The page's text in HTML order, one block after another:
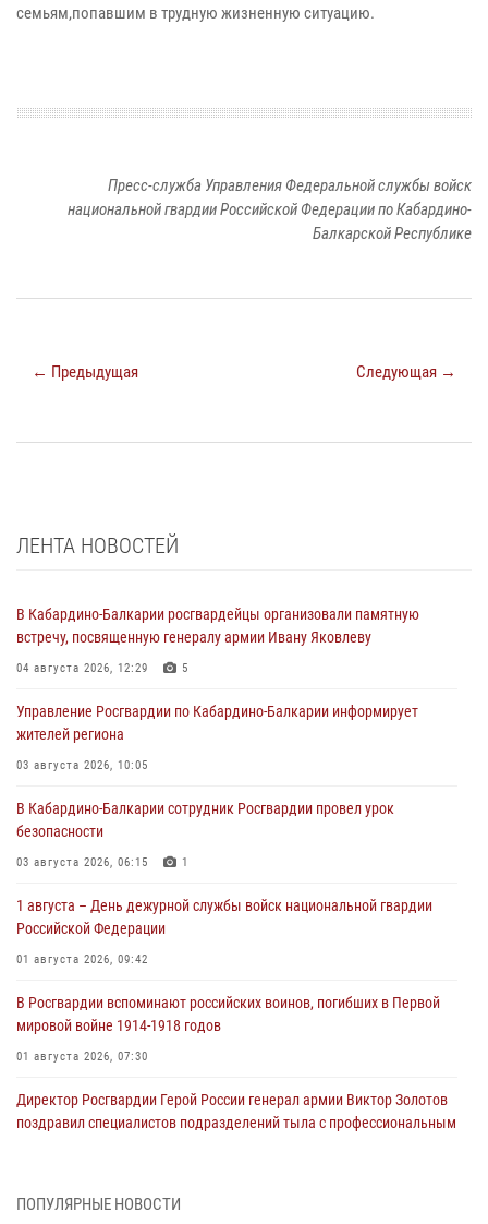
семьям,попавшим в трудную жизненную ситуацию.
Пресс-служба Управления Федеральной службы войск
национальной гвардии Российской Федерации по Кабардино-
Балкарской Республике
← Предыдущая Следующая →
ЛЕНТА НОВОСТЕЙ
В Кабардино-Балкарии росгвардейцы организовали памятную
встречу, посвященную генералу армии Ивану Яковлеву
04 августа 2026, 12:29 5
Управление Росгвардии по Кабардино-Балкарии информирует
жителей региона
03 августа 2026, 10:05
В Кабардино‑Балкарии сотрудник Росгвардии провел урок
безопасности
03 августа 2026, 06:15 1
1 августа – День дежурной службы войск национальной гвардии
Российской Федерации
01 августа 2026, 09:42
В Росгвардии вспоминают российских воинов, погибших в Первой
мировой войне 1914-1918 годов
01 августа 2026, 07:30
Директор Росгвардии Герой России генерал армии Виктор Золотов
поздравил специалистов подразделений тыла с профессиональным
ПОПУЛЯРНЫЕ НОВОСТИ